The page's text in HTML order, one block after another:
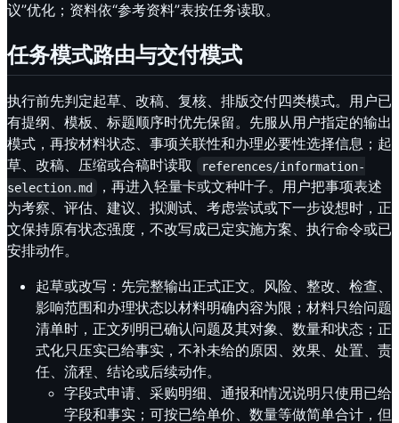
议”优化；资料依“参考资料”表按任务读取。
任务模式路由与交付模式
执行前先判定起草、改稿、复核、排版交付四类模式。用户已
有提纲、模板、标题顺序时优先保留。先服从用户指定的输出
模式，再按材料状态、事项关联性和办理必要性选择信息；起
草、改稿、压缩或合稿时读取
references/information-
selection.md
，再进入轻量卡或文种叶子。用户把事项表述
为考察、评估、建议、拟测试、考虑尝试或下一步设想时，正
文保持原有状态强度，不改写成已定实施方案、执行命令或已
安排动作。
起草或改写：先完整输出正式正文。风险、整改、检查、
影响范围和办理状态以材料明确内容为限；材料只给问题
清单时，正文列明已确认问题及其对象、数量和状态；正
式化只压实已给事实，不补未给的原因、效果、处置、责
任、流程、结论或后续动作。
字段式申请、采购明细、通报和情况说明只使用已给
字段和事实；可按已给单价、数量等做简单合计，但